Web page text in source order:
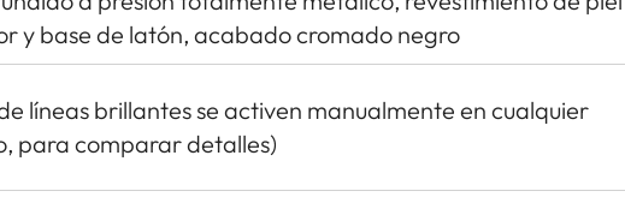
y base de latón, acabado cromado negro
líneas brillantes se activen manualmente en cualquier
para comparar detalles)